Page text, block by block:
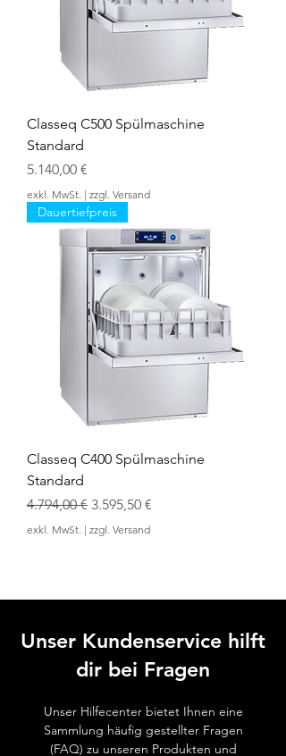
Classeq C500 Spülmaschine
Standard
Preis
5.140,00 €
exkl. MwSt. | zzgl. Versand
Dauertiefpreis
Classeq C400 Spülmaschine
Standard
Standardpreis
4.794,00 € Sale-Preis
3.595,50 €
exkl. MwSt. | zzgl. Versand
Unser Kundenservice hilft
dir bei Fragen
Unser Hilfecenter bietet Ihnen eine
Sammlung häufig gestellter Fragen
(FAQ) zu unseren Produkten und